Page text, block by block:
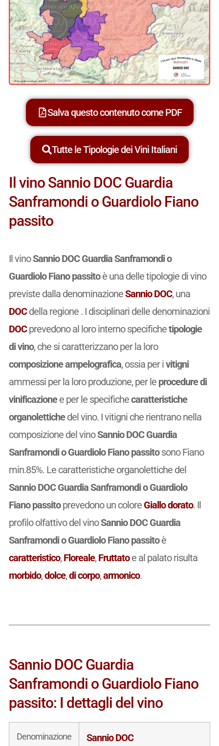
Salva questo contenuto come PDF
Tutte le Tipologie dei Vini Italiani
Il vino Sannio DOC Guardia
Sanframondi o Guardiolo Fiano
passito
Il vinoSannio DOC Guardia Sanframondi o
Guardiolo Fiano passitoè una delle tipologie di vino
previste dalla denominazioneSannio DOC, una
DOCdella regione . I disciplinari delle denominazioni
DOCprevedono al loro interno specifichetipologie
di vino, che si caratterizzano per la loro
composizione ampelografica, ossia per ivitigni
ammessi per la loro produzione, per le procedure di
vinificazionee per le specifichecaratteristiche
organolettichedel vino. I vitigni che rientrano nella
composizione del vinoSannio DOC Guardia
Sanframondi o Guardiolo Fiano passitosono Fiano
min.85%. Le caratteristiche organolettiche del
Sannio DOC Guardia Sanframondi o Guardiolo
Fiano passitoprevedono un colore Giallo dorato. Il
profilo olfattivo del vinoSannio DOC Guardia
Sanframondi o Guardiolo Fiano passitoè
caratteristico, Floreale, Fruttatoe al palato risulta
morbido,dolce,di corpo,armonico.
Sannio DOC Guardia
Sanframondi o Guardiolo Fiano
passito: I dettagli del vino
Denominazione Sannio DOC